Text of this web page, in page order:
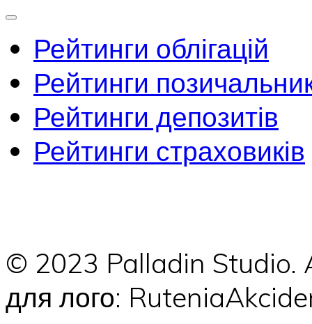
Рейтинги облігацій
Рейтинги
Рейтинги депозитів
Рейтинги страховиків
© 2023 Palladin
для лого: